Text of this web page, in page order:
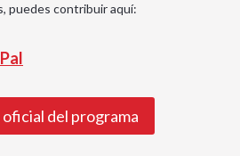
puedes contribuir aquí:
del programa